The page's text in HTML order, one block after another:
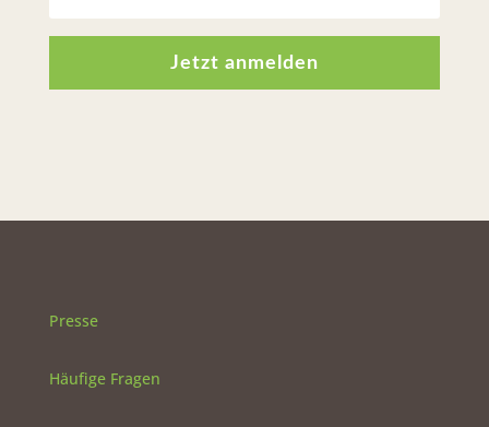
Jetzt anmelden
Presse
Häufige Fragen